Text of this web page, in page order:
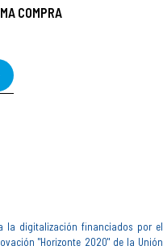
COMPRA
la digitalización financiados por el
"Horizonte 2020" de la Unión